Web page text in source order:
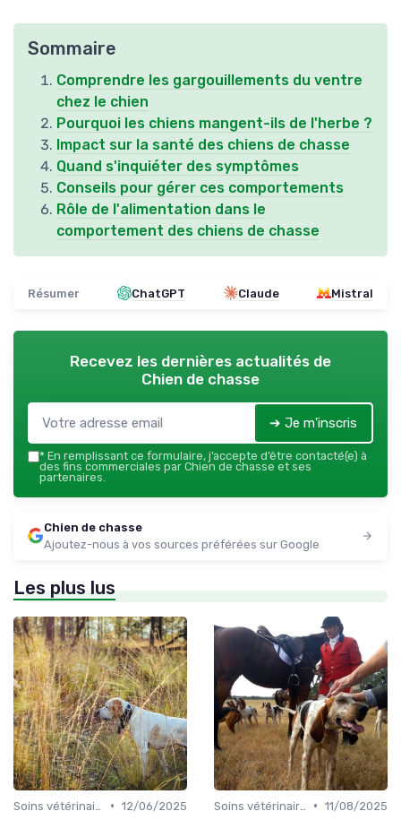
Sommaire
Comprendre les gargouillements du ventre
chez le chien
Pourquoi les chiens mangent-ils de l'herbe ?
Impact sur la santé des chiens de chasse
Quand s'inquiéter des symptômes
Conseils pour gérer ces comportements
Rôle de l'alimentation dans le
comportement des chiens de chasse
Résumer ChatGPT Claude Mistral
Recevez les dernières actualités de
Chien de chasse
➔ Je m'inscris
* En remplissant ce formulaire, j’accepte d’être contacté(e) à
des fins commerciales par Chien de chasse et ses
partenaires.
Chien de chasse
Ajoutez-nous à vos sources préférées sur Google
Les plus lus
• 12/06/2025
• 11/08/2025